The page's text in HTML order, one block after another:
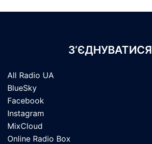
З’ЄДНУВАТИСЯ
All Radio UA
BlueSky
Facebook
Instagram
MixCloud
Online Radio Box